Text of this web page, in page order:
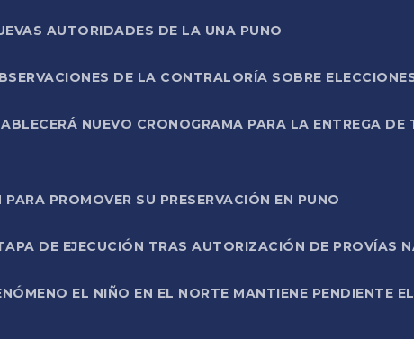
AUTORIDADES DE LA UNA PUNO
DE LA CONTRALORÍA SOBRE
NUEVO CRONOGRAMA PARA LA ENTREGA DE
PROMOVER SU PRESERVACIÓN EN PUNO
DE EJECUCIÓN TRAS AUTORIZACIÓN DE PROVÍAS
EL NIÑO EN EL NORTE MANTIENE PENDIENTE